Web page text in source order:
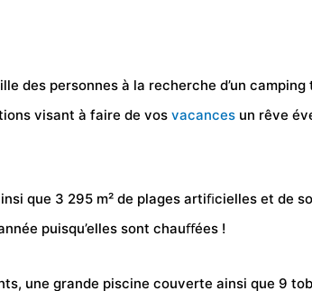
des personnes à la recherche d’un camping
visant à faire de vos vacances un rêve
que 3 295 m² de plages artiﬁcielles et de
puisqu’elles sont chauﬀées !
une grande piscine couverte ainsi que 9